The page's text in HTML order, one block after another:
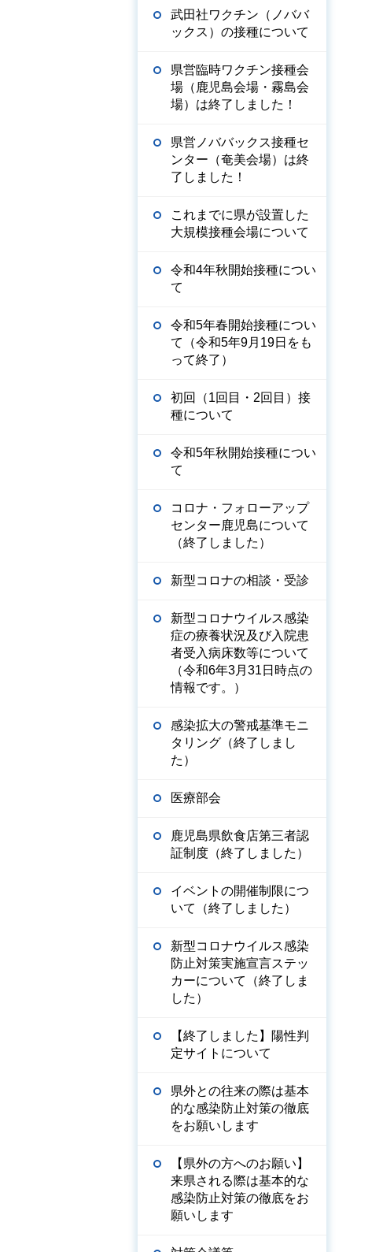
武田社ワクチン（ノババ
ックス）の接種について
県営臨時ワクチン接種会
場（鹿児島会場・霧島会
場）は終了しました！
県営ノババックス接種セ
ンター（奄美会場）は終
了しました！
これまでに県が設置した
大規模接種会場について
令和4年秋開始接種につい
て
令和5年春開始接種につい
て（令和5年9月19日をも
って終了）
初回（1回目・2回目）接
種について
令和5年秋開始接種につい
て
コロナ・フォローアップ
センター鹿児島について
（終了しました）
新型コロナの相談・受診
新型コロナウイルス感染
症の療養状況及び入院患
者受入病床数等について
（令和6年3月31日時点の
情報です。）
感染拡大の警戒基準モニ
タリング（終了しまし
た）
医療部会
鹿児島県飲食店第三者認
証制度（終了しました）
イベントの開催制限につ
いて（終了しました）
新型コロナウイルス感染
防止対策実施宣言ステッ
カーについて（終了しま
した）
【終了しました】陽性判
定サイトについて
県外との往来の際は基本
的な感染防止対策の徹底
をお願いします
【県外の方へのお願い】
来県される際は基本的な
感染防止対策の徹底をお
願いします